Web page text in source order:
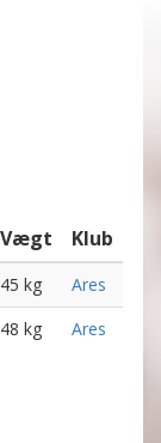
Vægt Klub
45 kg
Ares
48 kg Ares